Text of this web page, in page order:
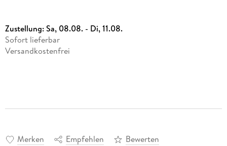
Zustellung:Sa, 08.08. - Di, 11.08.
Sofort lieferbar
Versandkostenfrei
Merken Empfehlen Bewerten